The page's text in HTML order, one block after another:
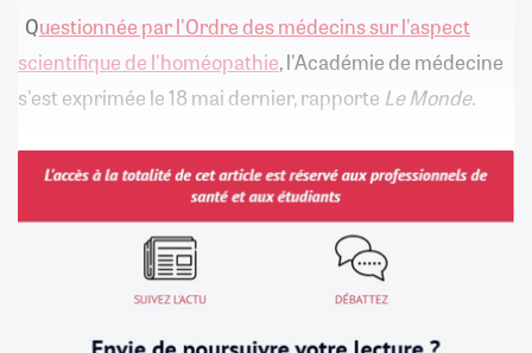
Questionnée par l'Ordre des médecins sur l'aspect
scientifique de l'homéopathie, l'Académie de médecine
s'est exprimée le 18 mai dernier, rapporte Le Monde.